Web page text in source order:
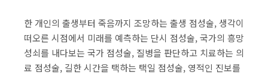
한 개인의 출생부터 죽음까지 조망하는 출생 점성술, 생각이
떠오른 시점에서 미래를 예측하는 단시 점성술, 국가의 흥망
성쇠를 내다보는 국가 점성술, 질병을 판단하고 치료하는 의
료 점성술, 길한 시간을 택하는 택일 점성술, 영적인 진보를